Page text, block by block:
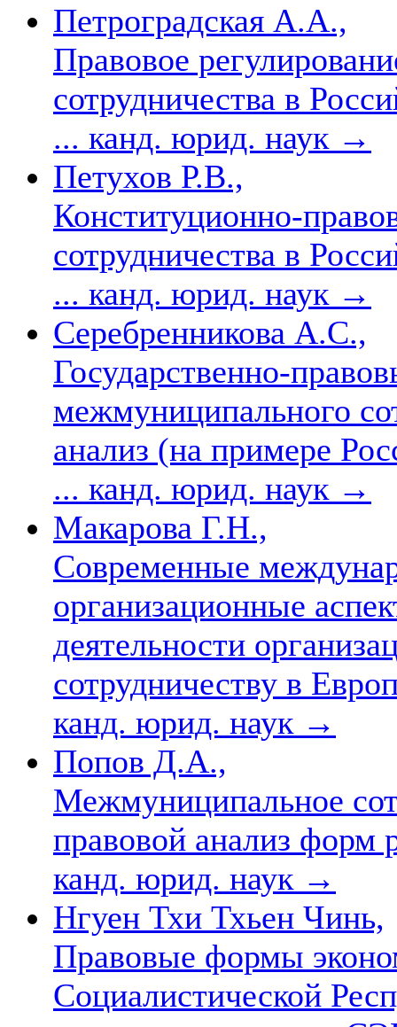
Петроградская А.А.,
Правовое
сотрудничества в
... канд. юрид. наук →
Петухов Р.В.,
Конституционно-
сотрудничества в
... канд. юрид. наук →
Серебренникова А.С.,
Государственно-
межмуниципального
анализ (на примере
... канд. юрид. наук →
Макарова Г.Н.,
Современные
организационные
деятельности
сотрудничеству в
канд. юрид. наук →
Попов Д.А.,
Межмуниципальное
правовой анализ форм
канд. юрид. наук →
Нгуен Тхи Тхьен Чинь,
Правовые формы
Социалистической